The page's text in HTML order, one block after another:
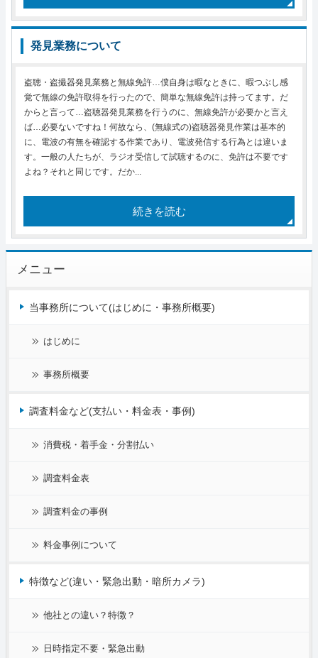
発見業務について
盗聴・盗撮器発見業務と無線免許…僕自身は暇なときに、暇つぶし感
覚で無線の免許取得を行ったので、簡単な無線免許は持ってます。だ
からと言って…盗聴器発見業務を行うのに、無線免許が必要かと言え
ば…必要ないですね！何故なら、(無線式の)盗聴器発見作業は基本的
に、電波の有無を確認する作業であり、電波発信する行為とは違いま
す。一般の人たちが、ラジオ受信して試聴するのに、免許は不要です
よね？それと同じです。だか...
続きを読む
メニュー
当事務所について(はじめに・事務所概要)
はじめに
事務所概要
調査料金など(支払い・料金表・事例)
消費税・着手金・分割払い
調査料金表
調査料金の事例
料金事例について
特徴など(違い・緊急出動・暗所カメラ)
他社との違い？特徴？
日時指定不要・緊急出動